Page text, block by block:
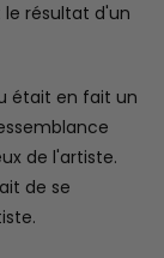
le résultat d'un
était en fait un
de l'artiste.
de se